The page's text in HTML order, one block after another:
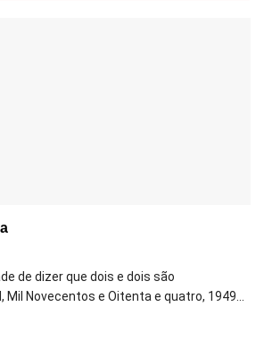
de dizer que dois e dois são
Mil Novecentos e Oitenta e quatro, 1949...